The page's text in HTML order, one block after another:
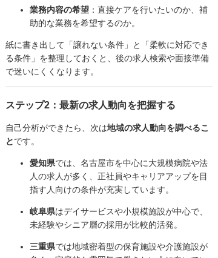
業務内容の希望 ：直接ケアを行いたいのか、補
助的な業務を希望するのか。
紙に書き出して「譲れない条件」と「柔軟に対応でき
る条件」を整理しておくと、後の求人検索や面接準備
で迷いにくくなります。
ステップ2：最新の求人動向を把握する
自己分析ができたら、次は地域の求人動向を調べるこ
とです。
愛知県では、名古屋市を中心に大規模病院や法
人の求人が多く、正社員やキャリアアップを目
指す人向けの条件が充実しています。
岐阜県はデイサービスや小規模施設が中心で、
未経験やシニア層の採用が比較的活発。
三重県では地域密着型の保育施設や介護施設が